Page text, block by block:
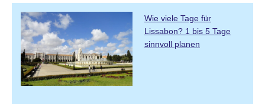
Wie viele Tage für
Lissabon? 1 bis 5 Tage
sinnvoll planen